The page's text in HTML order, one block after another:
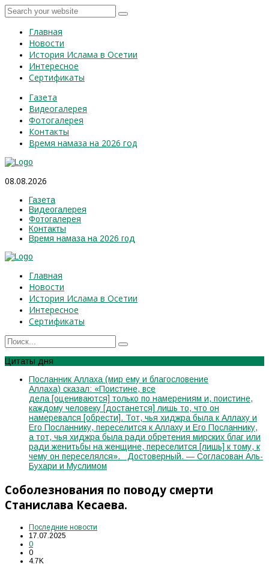
Главная
Новости
История Ислама в Осетии
Интересное
Сертификаты
Газета
Видеогалерея
Фотогалерея
Контакты
Время намаза на 2026 год
08.08.2026
Газета
Видеогалерея
Фотогалерея
Контакты
Время намаза на 2026 год
Главная
Новости
История Ислама в Осетии
Интересное
Сертификаты
Цитаты дня
Посланник Аллаха (мир ему и благословение
Аллаха) сказал: «Поистине, все
дела [оцениваются] только по намерениям и, поистине,
каждому человеку [достанется] лишь то, что он
намеревался [обрести]. Тот, чья хиджра была к Аллаху и
Его Посланнику, переселится к Аллаху и Его Посланнику,
а тот, чья хиджра была ради обретения мирских благ или
ради женитьбы на женщине, переселится [лишь] к тому, к
чему он переселялся». Достоверный. — Согласован Аль-
Бухари и Муслимом
Соболезнования по поводу смерти
Станислава Кесаева.
Последние новости
17.07.2025
0
0
4.7K